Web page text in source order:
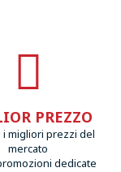
PREZZO
i migliori prezzi del
mercato
dedicate